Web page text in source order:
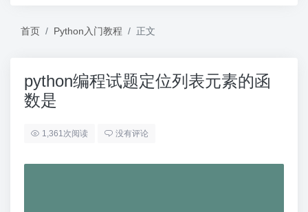
首页 Python入门教程 正文
python编程试题定位列表元素的函
数是
1,361次阅读 没有评论